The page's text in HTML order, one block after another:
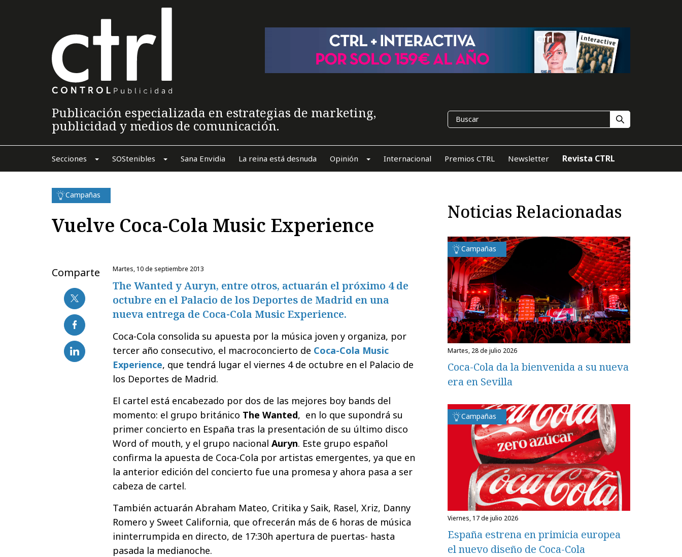
Publicación especializada en estrategias de marketing,
publicidad y medios de comunicación.
Secciones SOStenibles Sana Envidia La reina está desnuda Opinión Internacional Premios CTRL Newsletter Revista CTRL
Campañas
Vuelve Coca-Cola Music Experience
Comparte martes, 10 de septiembre 2013
The Wanted y Auryn, entre otros, actuarán el próximo 4 de
octubre en el Palacio de los Deportes de Madrid en una
nueva entrega de Coca-Cola Music Experience.
Coca-Cola consolida su apuesta por la música joven y organiza, por
tercer año consecutivo, el macroconcierto de Coca-Cola Music
Experience, que tendrá lugar el viernes 4 de octubre en el Palacio de
los Deportes de Madrid.
El cartel está encabezado por dos de las mejores boy bands del
momento: el grupo británico The Wanted, en lo que supondrá su
primer concierto en España tras la presentación de su último disco
Word of mouth, y el grupo nacional Auryn. Este grupo español
confirma la apuesta de Coca-Cola por artistas emergentes, ya que en
la anterior edición del concierto fue una promesa y ahora pasa a ser
cabeza de cartel.
También actuarán Abraham Mateo, Critika y Saik, Rasel, Xriz, Danny
Romero y Sweet California, que ofrecerán más de 6 horas de música
ininterrumpida en directo, de 17:30h apertura de puertas- hasta
pasada la medianoche.
Noticias Relacionadas
Campañas
martes, 28 de julio 2026
Coca-Cola da la bienvenida a su nueva
era en Sevilla
Campañas
viernes, 17 de julio 2026
España estrena en primicia europea
el nuevo diseño de Coca-Cola